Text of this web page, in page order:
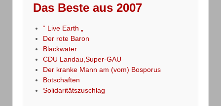
Das Beste aus 2007
“ Live Earth „
Der rote Baron
Blackwater
CDU Landau,Super-GAU
Der kranke Mann am (vom) Bosporus
Botschaften
Solidaritätszuschlag